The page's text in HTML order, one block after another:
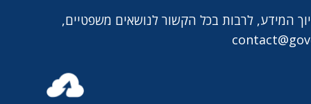
המידע, לרבות בכל הקשור לנושאים משפטיים,